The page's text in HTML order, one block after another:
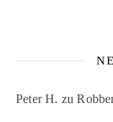
Peter H. zu